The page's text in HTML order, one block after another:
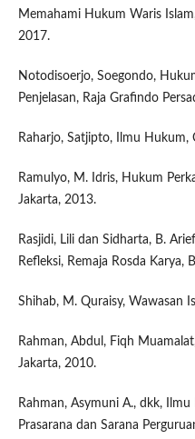
Memahami Hukum Waris
2017.
Notodisoerjo, Soegondo,
Penjelasan, Raja Grafindo
Raharjo, Satjipto, Ilmu
Ramulyo, M. Idris, Hukum
Jakarta, 2013.
Rasjidi, Lili dan Sidharta, B.
Refleksi, Remaja Rosda Karya,
Shihab, M. Quraisy, Wawasan
Rahman, Abdul, Fiqh
Jakarta, 2010.
Rahman, Asymuni A., dkk,
Prasarana dan Sarana